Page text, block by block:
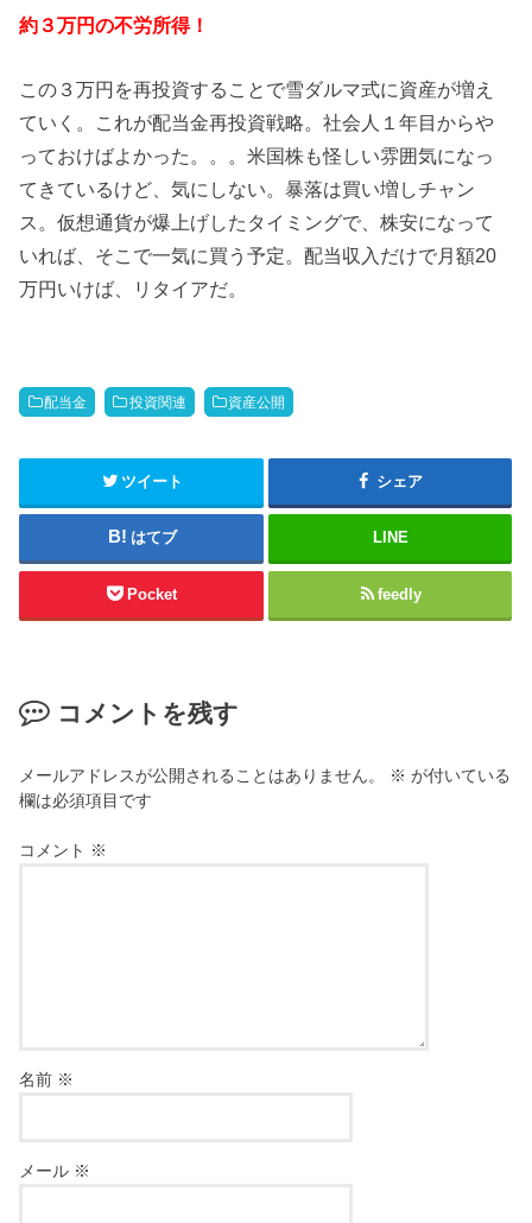
約３万円の不労所得！
この３万円を再投資することで雪ダルマ式に資産が増え
ていく。これが配当金再投資戦略。社会人１年目からや
っておけばよかった。。。米国株も怪しい雰囲気になっ
てきているけど、気にしない。暴落は買い増しチャン
ス。仮想通貨が爆上げしたタイミングで、株安になって
いれば、そこで一気に買う予定。配当収入だけで月額20
万円いけば、リタイアだ。
配当金 投資関連 資産公開
ツイート シェア
はてブ LINE
Pocket feedly
コメントを残す
メールアドレスが公開されることはありません。 ※ が付いている
欄は必須項目です
コメント ※
名前 ※
メール ※